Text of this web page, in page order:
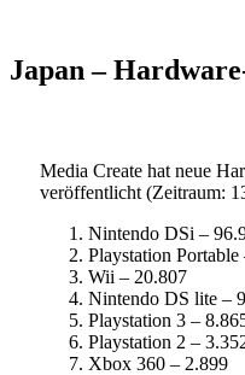
Japan –
Media Create hat neue
veröffentlicht (Zeitraum:
Nintendo DSi –
Playstation Portable
Wii – 20.807
Nintendo DS lite –
Playstation 3 –
Playstation 2 –
Xbox 360 – 2.899